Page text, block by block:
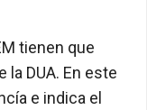
tienen que
la DUA. En este
e indica el